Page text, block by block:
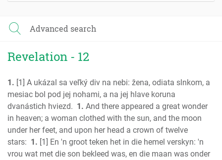
Ruth
2 Samuel
2 Kings
1 Chronicles
2 Chronicles
Ezra
Nehemiah
Esther
Advanced search
Revelation - 12
1. [1] A ukázal sa veľký div na nebi: žena, odiata slnkom, a
mesiac bol pod jej nohami, a na jej hlave koruna
dvanástich hviezd. 1. And there appeared a great wonder
in heaven; a woman clothed with the sun, and the moon
under her feet, and upon her head a crown of twelve
stars: 1. [1] En 'n groot teken het in die hemel verskyn: 'n
vrou wat met die son bekleed was, en die maan was onder